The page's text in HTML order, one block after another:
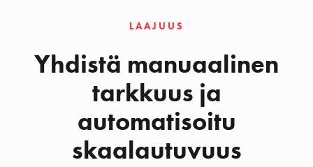
LAAJUUS
Yhdistä manuaalinen
tarkkuus ja
automatisoitu
skaalautuvuus